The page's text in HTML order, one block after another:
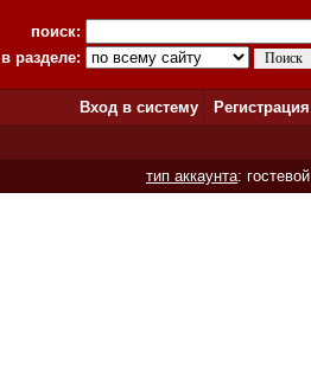
поиск:
в разделе:
Вход в систему
Регистрация
тип аккаунта: гостевой